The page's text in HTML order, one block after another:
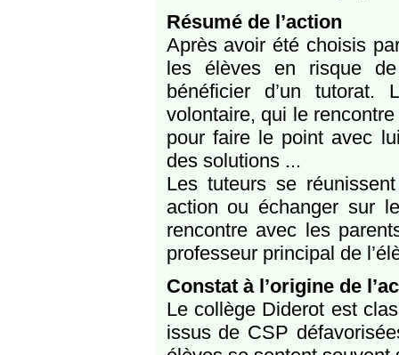
Résumé de l’action
Après avoir été choisis
les élèves en risque
bénéficier d’un tutorat.
volontaire, qui le
pour faire le point avec
des solutions ...
Les tuteurs se
action ou échanger sur
rencontre avec les
professeur principal de
Constat à l’origine de
Le collège Diderot est
issus de CSP